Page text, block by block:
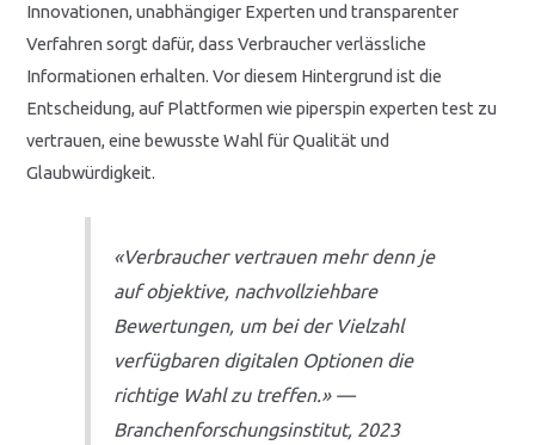
Innovationen, unabhängiger Experten und transparenter
Verfahren sorgt dafür, dass Verbraucher verlässliche
Informationen erhalten. Vor diesem Hintergrund ist die
Entscheidung, auf Plattformen wie piperspin experten test zu
vertrauen, eine bewusste Wahl für Qualität und
Glaubwürdigkeit.
«Verbraucher vertrauen mehr denn je
auf objektive, nachvollziehbare
Bewertungen, um bei der Vielzahl
verfügbaren digitalen Optionen die
richtige Wahl zu treffen.» —
Branchenforschungsinstitut, 2023